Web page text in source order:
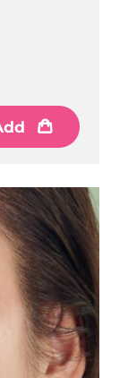
日期 11/08/2026
日期12/08/2026
日期 09/08/2026
日期13/08/2026
日期10/08/2026
09/08/2026